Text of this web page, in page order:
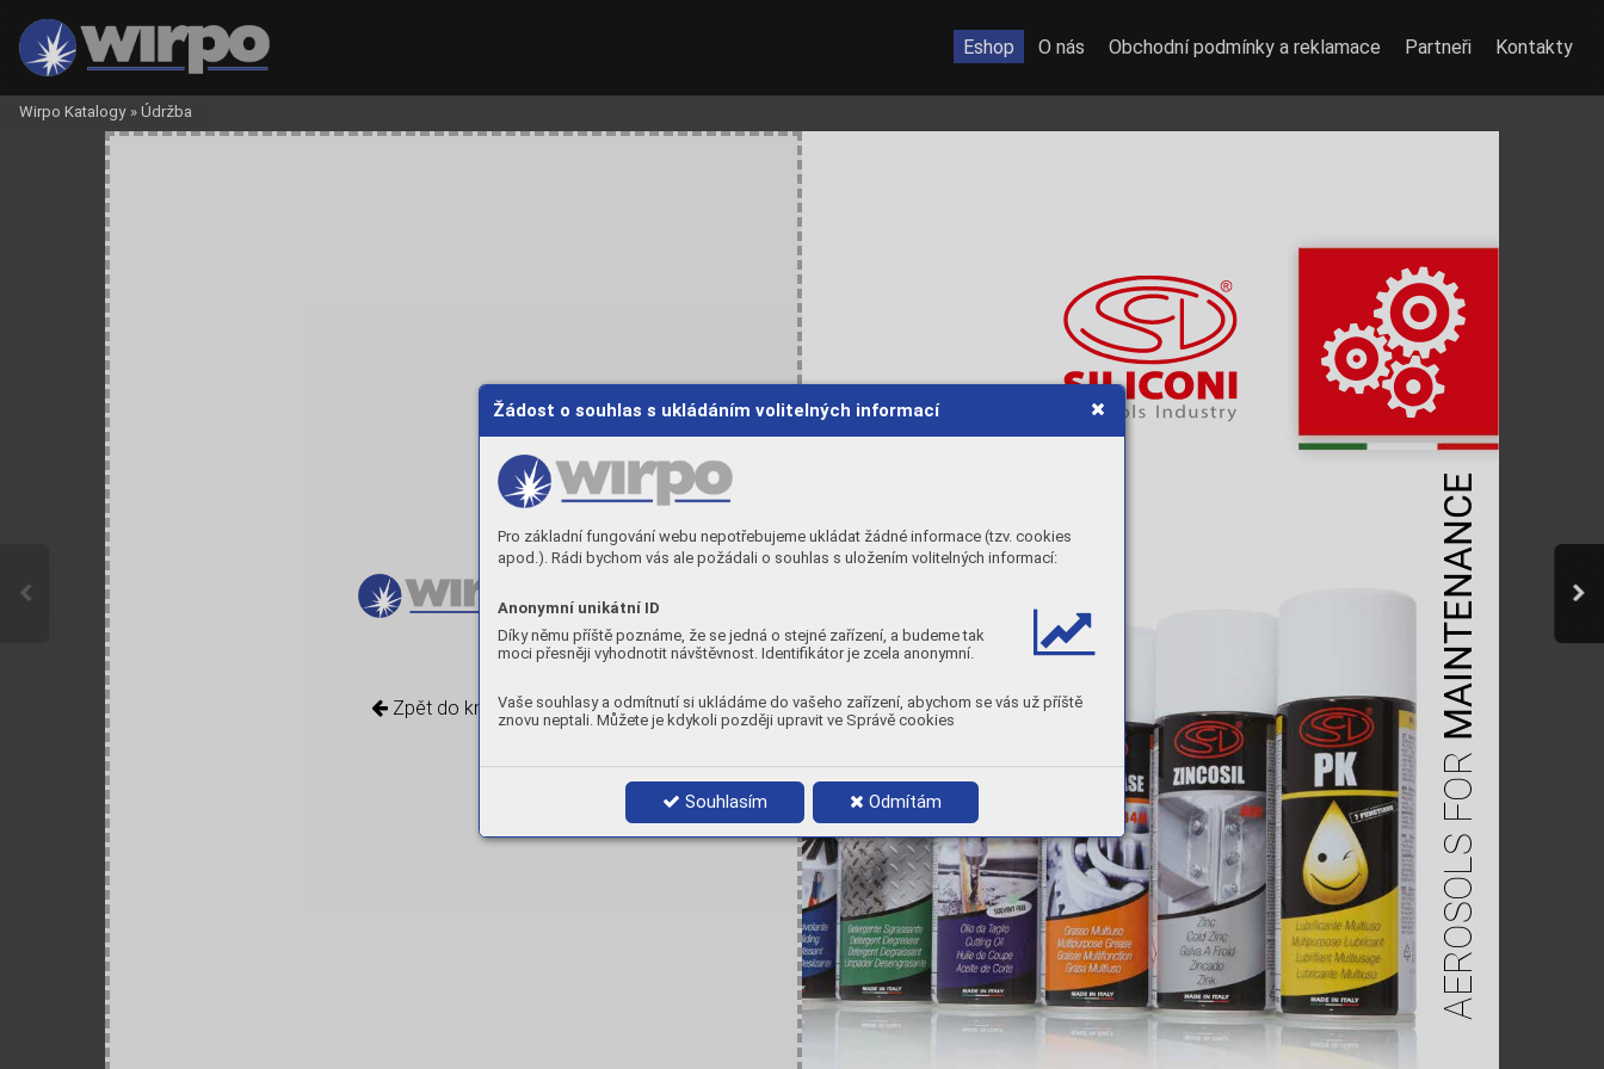
Žádost o souhlas s ukládáním volitelných informací
Pro základní fungování webu nepotřebujeme ukládat žádné informace (tzv. cookies
apod.). Rádi bychom vás ale požádali o souhlas s uložením volitelných informací:
Anonymní unikátní ID
Díky němu příště poznáme, že se jedná o stejné zařízení, a budeme tak
moci přesněji vyhodnotit návštěvnost. Identifikátor je zcela anonymní.
Vaše souhlasy a odmítnutí si ukládáme do vašeho zařízení, abychom se vás už příště
znovu neptali. Můžete je kdykoli později upravit ve Správě cookies
Souhlasím Odmítám
Zpět do knihovny
AEROSOLS FOR
MAINTENANCE
Eshop O nás Obchodní podmínky a reklamace Partneři Kontakty
Wirpo Katalogy » Údržba